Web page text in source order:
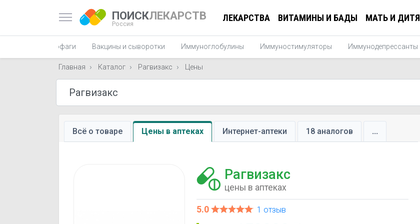
ПОИСКЛЕКАРСТВ
Россия
ЛЕКАРСТВА ВИТАМИНЫ И БАДЫ МАТЬ И ДИТЯ
пиобактериофаги Вакцины и сыворотки Иммуноглобулины Иммуностимуляторы Иммунодепрессанты
Главная Каталог Рагвизакс Цены
Всё о товаре Цены в аптеках Интернет-аптеки 18 аналогов ...
Рагвизакс
цены в аптеках
5.0 1 отзыв